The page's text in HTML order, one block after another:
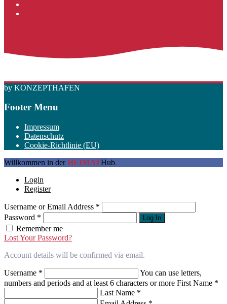
by KONZEPTHAFEN
Footer Menu
Impressum
Datenschutz
Cookie-Richtlinie (EU)
Willkommen in derHEIMATHub.
Login
Register
Username or Email Address *
Password * Log In
Remember me
Lost Your Password?
Account details will be confirmed via email.
Username *
You can use letters,
numbers and periods and at least 6 characters or more First Name *
Last Name *